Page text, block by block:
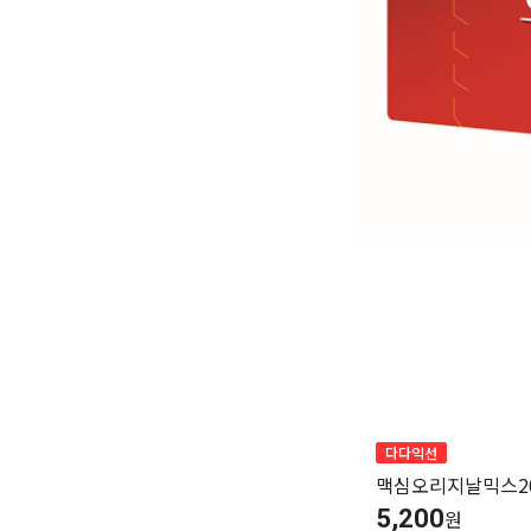
다다익선
맥심오리지날믹스
5,200원